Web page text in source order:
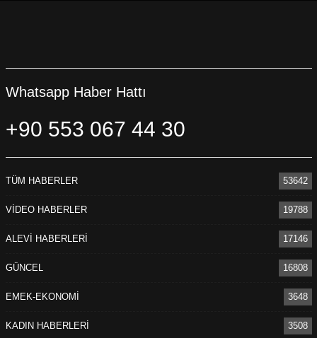
Whatsapp Haber Hattı
+90 553 067 44 30
TÜM HABERLER 53642
VİDEO HABERLER 19788
ALEVİ HABERLERİ 17146
GÜNCEL 16808
EMEK-EKONOMİ 3648
KADIN HABERLERİ 3508